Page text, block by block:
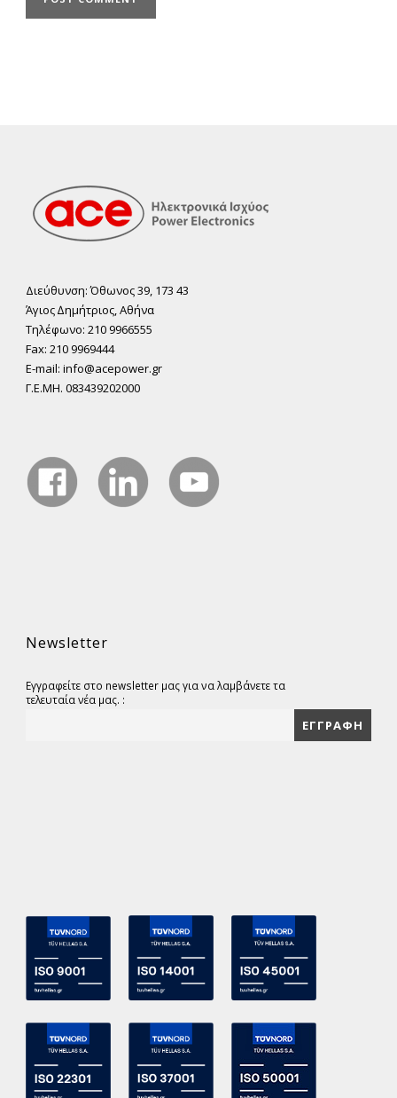
Διεύθυνση: Όθωνος 39, 173 43
Άγιος ∆ηµήτριος, Αθήνα
Τηλέφωνο: 210 9966555
Fax: 210 9969444
E-mail: info@acepower.gr
Γ.Ε.ΜΗ. 083439202000
Newsletter
Εγγραφείτε στο newsletter μας για να λαμβάνετε τα
τελευταία νέα μας. :